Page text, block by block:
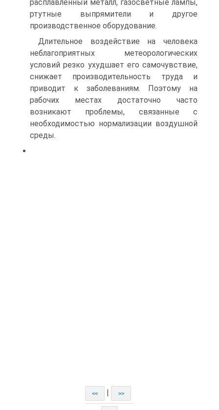
расплавленный металл, газосветные лампы,
ртутные выпрямители и другое
производственное оборудование.
Длительное воздействие на человека
неблагоприятных метеорологических
условий резко ухудшает его самочувствие,
снижает производительность труда и
приводит к заболеваниям. Поэтому на
рабочих местах достаточно часто
возникают проблемы, связанные с
необходимостью нормализации воздушной
среды.
<< >>